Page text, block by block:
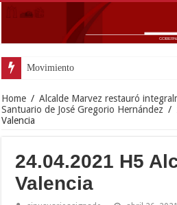
Movimiento Fortín 4F rindi
Home / Alcalde Marvez restauró
Santuario de José Gregorio Hernández /
Valencia
24.04.2021 H5
Valencia